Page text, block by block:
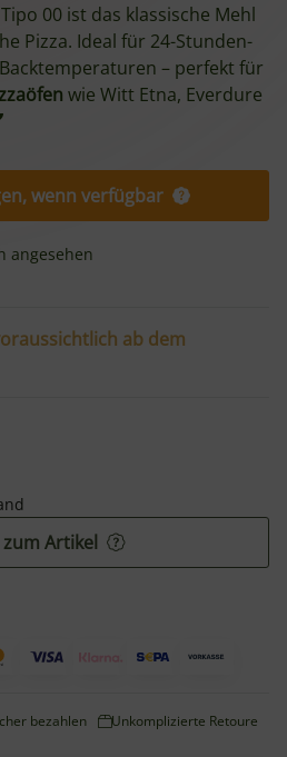
00 ist das klassische Mehl
Pizza. Ideal für 24-Stunden-
– perfekt für
wie Witt Etna, Everdure
wenn verfügbar
angesehen
ab dem
Artikel
bezahlen Unkomplizierte Retoure